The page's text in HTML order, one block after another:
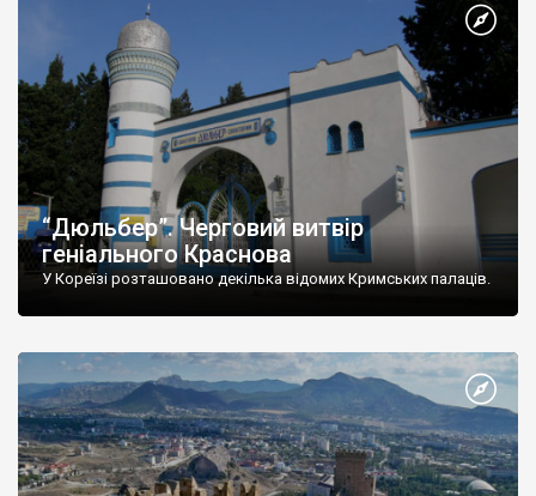
“Дюльбер”. Черговий витвір
геніального Краснова
У Кореїзі розташовано декілька відомих Кримських палаців.